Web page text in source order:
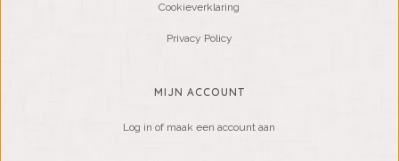
Cookieverklaring
Privacy Policy
MIJN ACCOUNT
Log in of maak een account aan